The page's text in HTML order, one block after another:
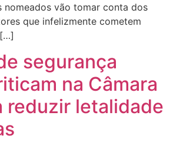
nomeados vão tomar conta dos
que infelizmente cometem
segurança
na Câmara
reduzir letalidade